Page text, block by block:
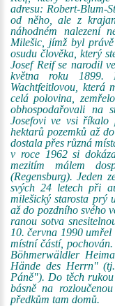
adresu: Robert-Blum-
od něho, ale z
náhodném nalezení
Milešic, jímž byl
osudu člověka, který
Josef Reif se narodil
května roku
Wachtfeitlovou, která
celá polovina,
obhospodařovali na
Josefovi ve vsi říkalo
hektarů pozemků až
dostala přes různá
v roce 1962 si
mezitím málem
(Regensburg). Jeden
svých 24 letech při
milešický starosta prý
až do pozdního svého
ranou sotva
10. června 1990
místní částí,
Böhmerwäldler
Hände des Herrn"
Páně"). Do těch
básně na
předkům tam domů.